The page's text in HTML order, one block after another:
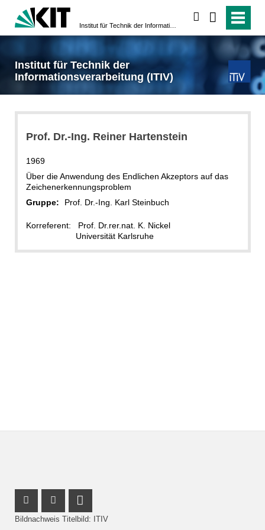
Institut für Technik der
Informationsverarbeitung (ITIV)
Prof. Dr.-Ing. Reiner Hartenstein
1969
Über die Anwendung des Endlichen Akzeptors auf das
Zeichenerkennungsproblem
Gruppe:
Prof. Dr.-Ing. Karl Steinbuch
Korreferent: Prof. Dr.rer.nat. K. Nickel
Universität Karlsruhe
Instagram Profil
Facebook Profil
LinkedIn Profil
Bildnachweis Titelbild: ITIV